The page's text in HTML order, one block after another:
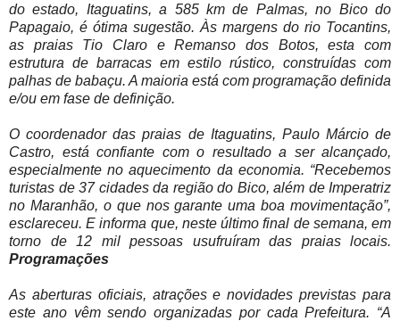
do estado, Itaguatins, a 585 km de Palmas, no Bico do
Papagaio, é ótima sugestão. Às margens do rio Tocantins,
as praias Tio Claro e Remanso dos Botos, esta com
estrutura de barracas em estilo rústico, construídas com
palhas de babaçu. A maioria está com programação definida
e/ou em fase de definição.
O coordenador das praias de Itaguatins, Paulo Márcio de
Castro, está confiante com o resultado a ser alcançado,
especialmente no aquecimento da economia. “Recebemos
turistas de 37 cidades da região do Bico, além de Imperatriz
no Maranhão, o que nos garante uma boa movimentação”,
esclareceu. E informa que, neste último final de semana, em
torno de 12 mil pessoas usufruíram das praias locais.
Programações
As aberturas oficiais, atrações e novidades previstas para
este ano vêm sendo organizadas por cada Prefeitura. “A